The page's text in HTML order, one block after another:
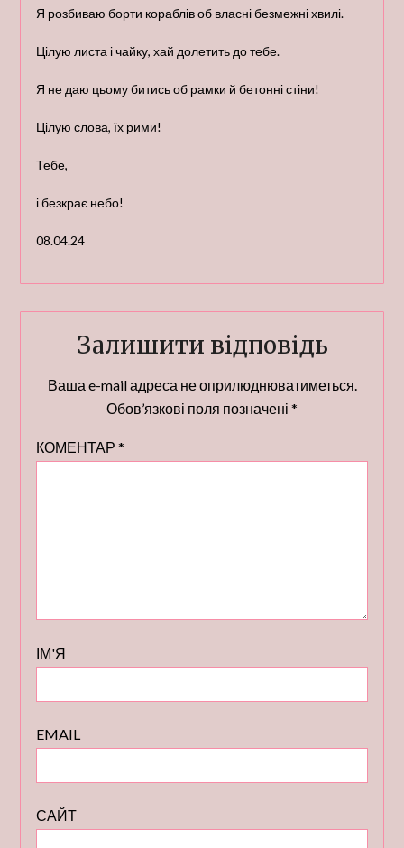
Я розбиваю борти кораблів об власні безмежні хвилі.
Цілую листа і чайку, хай долетить до тебе.
Я не даю цьому битись об рамки й бетонні стіни!
Цілую слова, їх рими!
Тебе,
і безкрає небо!
08.04.24
Залишити відповідь
Ваша e-mail адреса не оприлюднюватиметься.
Обов’язкові поля позначені *
КОМЕНТАР *
ІМ'Я
EMAIL
САЙТ